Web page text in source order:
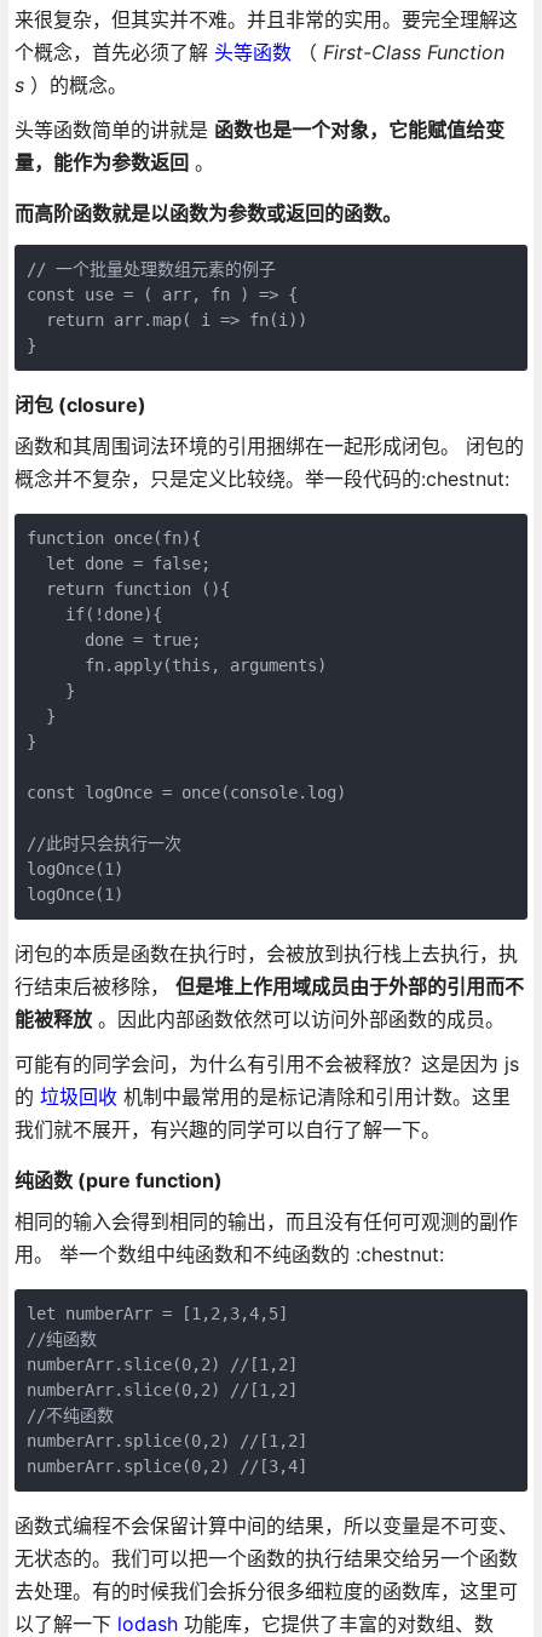
来很复杂，但其实并不难。并且非常的实用。要完全理解这
个概念，首先必须了解 头等函数（ First-Class Function
s）的概念。
头等函数简单的讲就是 函数也是一个对象，它能赋值给变
量，能作为参数返回。
而高阶函数就是以函数为参数或返回的函数。
// 一个批量处理数组元素的例子
const use = ( arr, fn ) => {
  return arr.map( i => fn(i))
}
闭包 (closure)
函数和其周围词法环境的引用捆绑在一起形成闭包。 闭包的
概念并不复杂，只是定义比较绕。举一段代码的:chestnut:
function once(fn){
  let done = false;
  return function (){
    if(!done){
      done = true;
      fn.apply(this, arguments)
    }
  }
}
const logOnce = once(console.log)
//此时只会执行一次
logOnce(1)
logOnce(1)
闭包的本质是函数在执行时，会被放到执行栈上去执行，执
行结束后被移除， 但是堆上作用域成员由于外部的引用而不
能被释放。因此内部函数依然可以访问外部函数的成员。
可能有的同学会问，为什么有引用不会被释放？这是因为 js
的 垃圾回收机制中最常用的是标记清除和引用计数。这里
我们就不展开，有兴趣的同学可以自行了解一下。
纯函数 (pure function)
相同的输入会得到相同的输出，而且没有任何可观测的副作
用。 举一个数组中纯函数和不纯函数的 :chestnut:
let numberArr = [1,2,3,4,5]
//纯函数
numberArr.slice(0,2) //[1,2]
numberArr.slice(0,2) //[1,2]
//不纯函数
numberArr.splice(0,2) //[1,2]
numberArr.splice(0,2) //[3,4]
函数式编程不会保留计算中间的结果，所以变量是不可变、
无状态的。我们可以把一个函数的执行结果交给另一个函数
去处理。有的时候我们会拆分很多细粒度的函数库，这里可
以了解一下 lodash功能库，它提供了丰富的对数组、数